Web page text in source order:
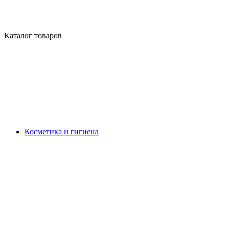
Каталог товаров
Косметика и гигиена